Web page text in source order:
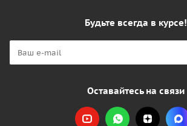
Будьте всегда в курсе!
Оставайтесь на связи